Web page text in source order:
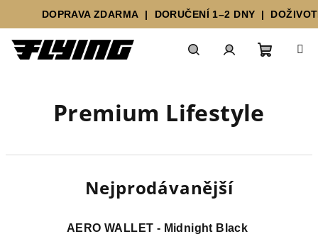
Přejít
Premium Lifestyle
Nejprodávanější
AERO WALLET - Midnight Black
DOPRAVA ZDARMA | DORUČENÍ 1–2 DNY | DOŽIVOTNÍ